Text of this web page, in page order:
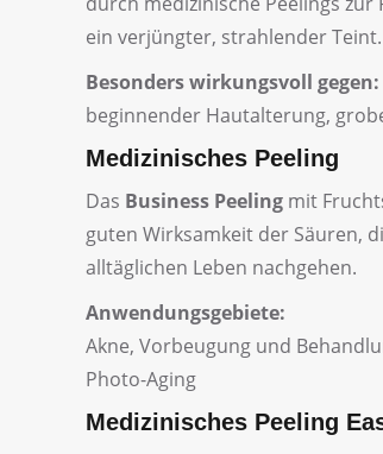
ein verjüngter, strahlender Teint.
Besonders wirkungsvoll gegen:
beginnender Hautalterung,
Medizinisches Peeling
Das Business Peeling mit
guten Wirksamkeit der Säuren,
alltäglichen Leben nachgehen.
Anwendungsgebiete:
Akne, Vorbeugung und
Photo-Aging
Medizinisches Peeling